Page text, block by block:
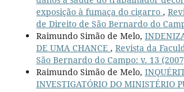
exposição à fumaça do cigarro ,
de Direito de São Bernardo do
Raimundo Simão de Melo,
DE UMA CHANCE , Revista da
São Bernardo do Campo: v. 13
Raimundo Simão de Melo,
INVESTIGATÓRIO DO MINISTÉRIO